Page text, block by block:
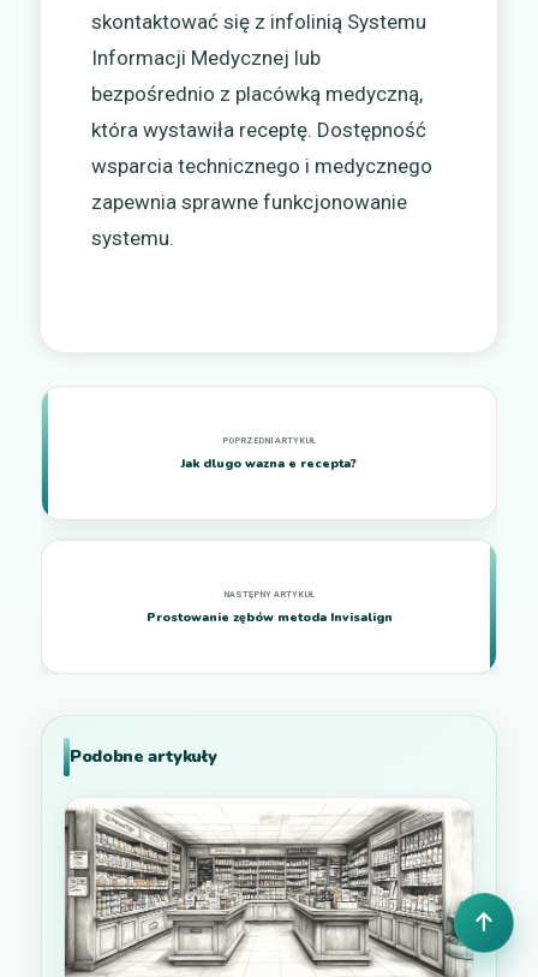
skontaktować się z infolinią Systemu
Informacji Medycznej lub
bezpośrednio z placówką medyczną,
która wystawiła receptę. Dostępność
wsparcia technicznego i medycznego
zapewnia sprawne funkcjonowanie
systemu.
Jak dlugo wazna e recepta?
Prostowanie zębów metoda Invisalign
Podobne artykuły